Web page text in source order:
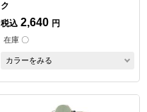
ク
税込 2,640 円
在庫 〇
カラーをみる